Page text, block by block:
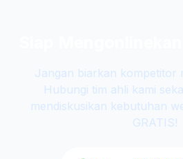
Jangan biarkan kompetitor
Hubungi tim ahli kami
mendiskusikan kebutuhan
GRATIS!